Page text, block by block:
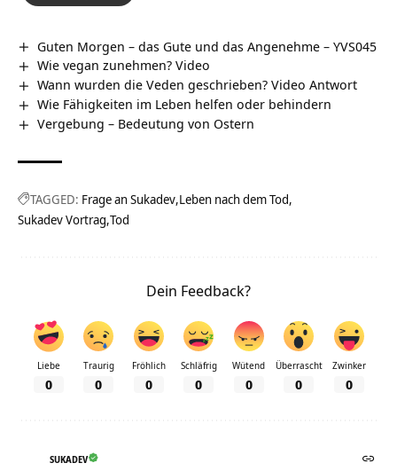
Guten Morgen – das Gute und das Angenehme – YVS045
Wie vegan zunehmen? Video
Wann wurden die Veden geschrieben? Video Antwort
Wie Fähigkeiten im Leben helfen oder behindern
Vergebung – Bedeutung von Ostern
TAGGED: Frage an Sukadev Leben nach dem Tod
Sukadev Vortrag Tod
Dein Feedback?
Liebe
0
Traurig
0
Fröhlich
0
Schläfrig
0
Wütend
0
Überrascht
0
Zwinker
0
SUKADEV